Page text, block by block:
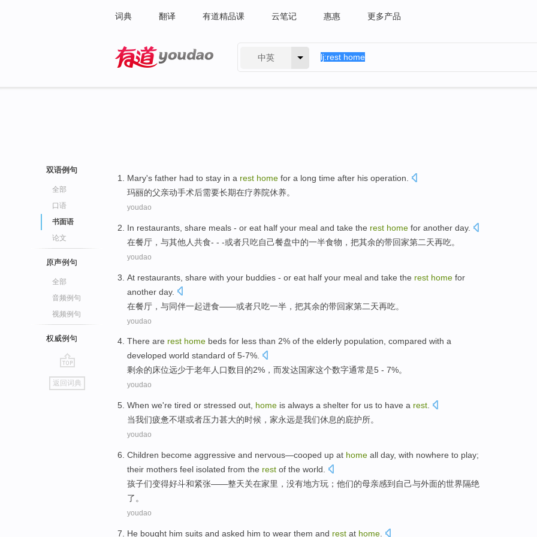
词典 翻译 有道精品课 云笔记 惠惠 更多产品
中英
双语例句
全部
口语
书面语
论文
原声例句
全部
音频例句
视频例句
权威例句
go
top
返回词典
Mary's father had to stay in a rest home for a long time after his operation
玛丽的父亲动手术后需要长期在疗养院休养。
youdao
In restaurants share meals - or eat half your meal and take the rest home for another day.
在餐厅 ， 与其他人共食- - -或者只吃自己餐盘中的一半食物， 把其余的带回家第二天再吃。
youdao
At restaurants , share with your buddies - or eat half your meal and take the rest home for
another day.
在餐厅 ， 与同伴一起进食——或者只吃一半 ， 把其余的带回家第二天再吃。
youdao
There are rest home beds for less than 2% of the elderly population, compared with a
developed world standard of 5-7%.
剩余的床位远少于老年人口数目的2%，而发达国家这个数字通常是5 - 7%。
youdao
When we're tired or stressed out, home is always a shelter for us to have a rest
当我们疲惫不堪或者压力甚大的时候， 家永远是我们休息的庇护所。
youdao
Children become aggressive and nervous—cooped up at home all day, with nowhere to play;
their mothers feel isolated from the rest of the world
孩子们变得好斗和紧张——整天关在家里， 没有地方玩 ； 他们的母亲感到自己与外面的世界隔绝
了。
youdao
He bought him suits and asked him to wear them and rest at home